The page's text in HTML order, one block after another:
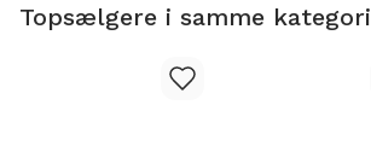
Topsælgere i samme kategori